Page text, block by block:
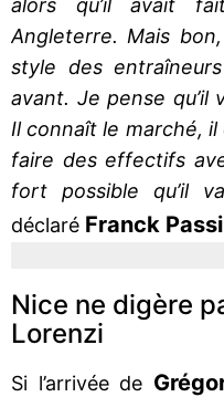
alors qu’il avait
Angleterre. Mais
style des
avant. Je pense qu’il
Il connaît le marché, il
faire des effectifs
fort possible qu’il
déclaré Franck Passi
Nice ne digère
Lorenzi
Si l’arrivée de